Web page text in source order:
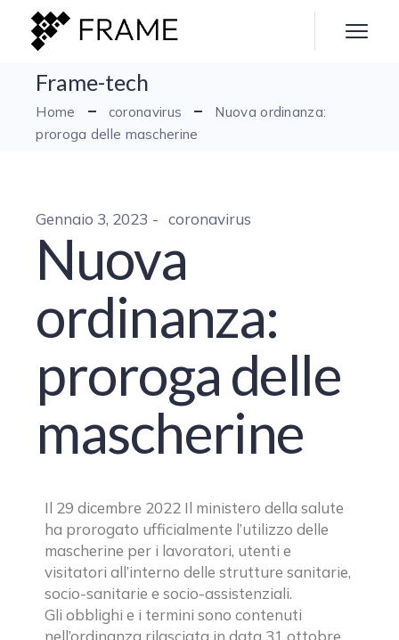
Frame-tech
Home coronavirus
Nuova ordinanza:
proroga delle mascherine
Gennaio 3, 2023 coronavirus
Nuova
ordinanza:
proroga delle
mascherine
Il 29 dicembre 2022 Il ministero della salute
ha prorogato ufficialmente l’utilizzo delle
mascherine per i lavoratori, utenti e
visitatori all’interno delle strutture sanitarie,
socio-sanitarie e socio-assistenziali.
Gli obblighi e i termini sono contenuti
nell’ordinanza rilasciata in data 31 ottobre